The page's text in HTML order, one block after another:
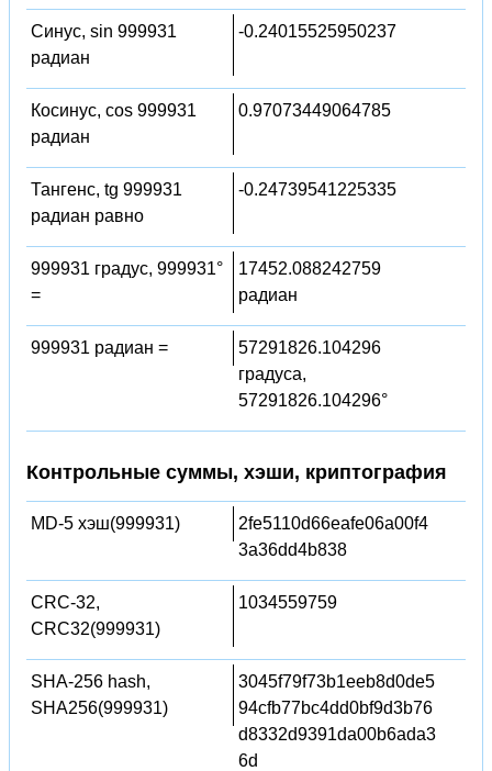
Синус, sin 999931
радиан
-0.24015525950237
Косинус, cos 999931
радиан
0.97073449064785
Тангенс, tg 999931
радиан равно
-0.24739541225335
999931 градус, 999931°
=
17452.088242759
радиан
999931 радиан =
57291826.104296
градуса,
57291826.104296°
Контрольные суммы, хэши, криптография
MD-5 хэш(999931)
2fe5110d66eafe06a00f4
3a36dd4b838
CRC-32,
CRC32(999931)
1034559759
SHA-256 hash,
SHA256(999931)
3045f79f73b1eeb8d0de5
94cfb77bc4dd0bf9d3b76
d8332d9391da00b6ada3
6d